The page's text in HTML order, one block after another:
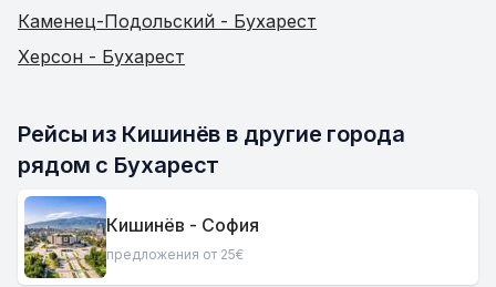
Каменец-Подольский - Бухарест
Херсон - Бухарест
Рейсы из Кишинёв в другие города
рядом с Бухарест
Кишинёв - София
предложения от 25€